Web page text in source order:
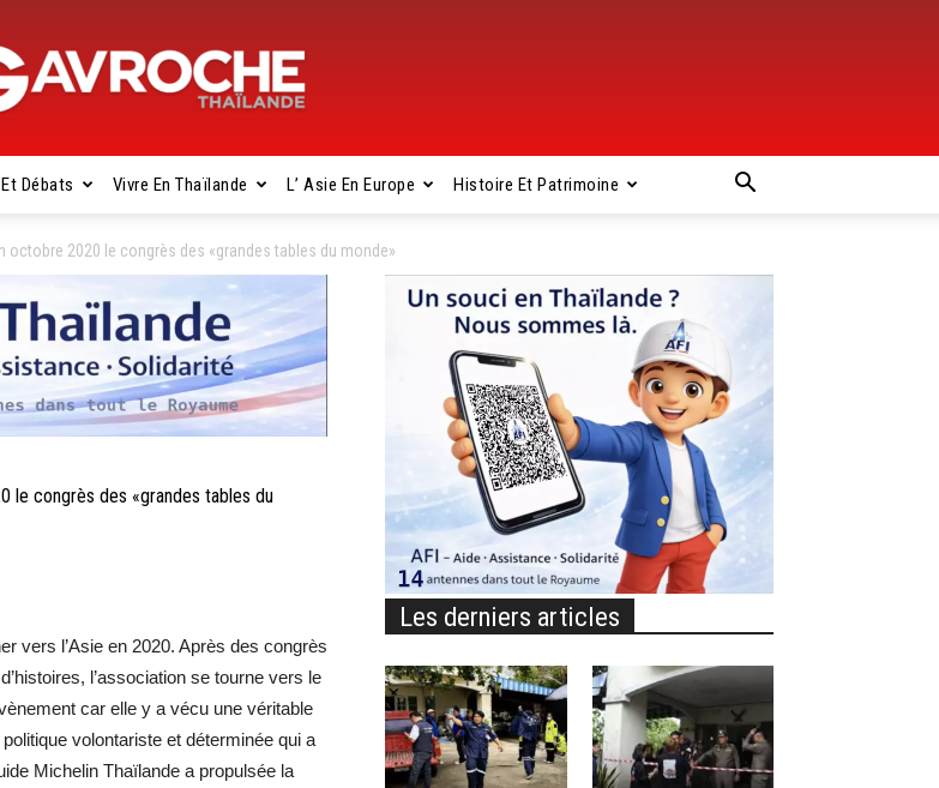
Gavroche
Thaïlande
Débats Vivre En Thaïlande L’ Asie En Europe Histoire Et Patrimoine
octobre 2020 le congrès des «grandes tables du monde»
le congrès des «grandes tables du
vers l’Asie en 2020. Après des congrès
l’association se tourne vers le
car elle y a vécu une véritable
volontariste et déterminée qui a
Michelin Thaïlande a propulsée la
Les derniers articles